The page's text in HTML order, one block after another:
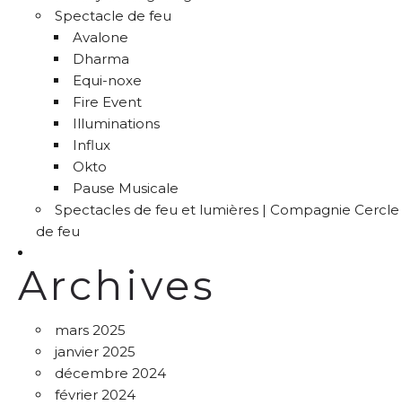
Spectacle de feu
Avalone
Dharma
Equi-noxe
Fire Event
Illuminations
Influx
Okto
Pause Musicale
Spectacles de feu et lumières | Compagnie Cercle
de feu
Archives
mars 2025
janvier 2025
décembre 2024
février 2024